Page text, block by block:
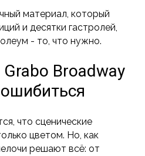
материал, который
и десятки гастролей,
- то, что нужно.
Broadway
что сценические
цветом. Но, как
решают всё: от